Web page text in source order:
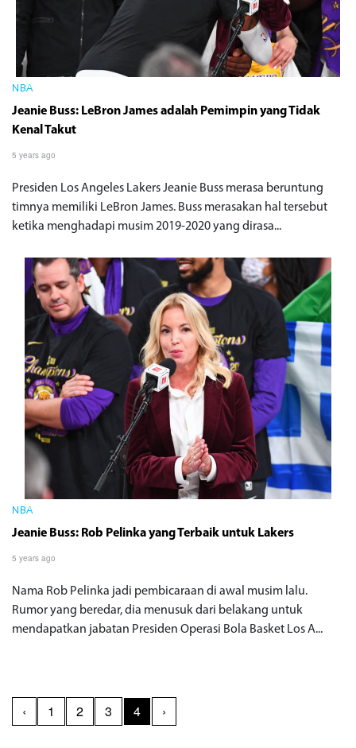
NBA
Jeanie Buss: LeBron James adalah Pemimpin yang Tidak
Kenal Takut
5 years ago
Presiden Los Angeles Lakers Jeanie Buss merasa beruntung
timnya memiliki LeBron James. Buss merasakan hal tersebut
ketika menghadapi musim 2019-2020 yang dirasa...
NBA
Jeanie Buss: Rob Pelinka yang Terbaik untuk Lakers
5 years ago
Nama Rob Pelinka jadi pembicaraan di awal musim lalu.
Rumor yang beredar, dia menusuk dari belakang untuk
mendapatkan jabatan Presiden Operasi Bola Basket Los A...
‹ 1 2 3 4 ›